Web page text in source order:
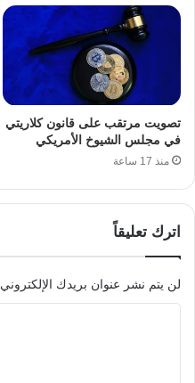
تصويت مرتقب على قانون كلاريتي
في مجلس الشيوخ الأمريكي
منذ 17 ساعة
اترك تعليقاً
لن يتم نشر عنوان بريدك الإلكتروني.